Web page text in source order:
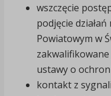
wszczęcie
podjęcie
Powiatowym w
ustawy o
kontakt z